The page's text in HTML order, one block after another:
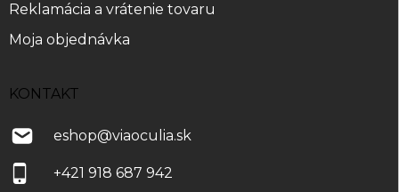
Reklamácia a vrátenie tovaru
Moja objednávka
KONTAKT
eshop@viaoculia.sk
+421 918 687 942